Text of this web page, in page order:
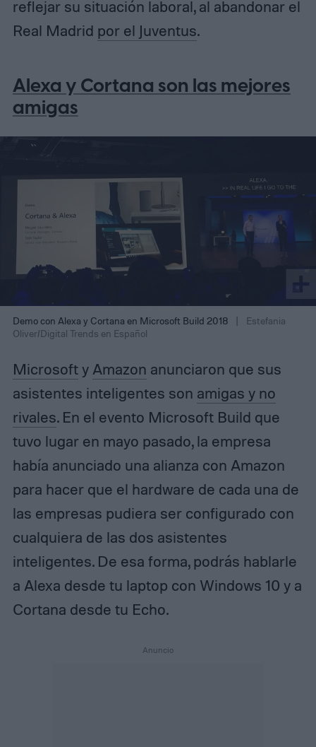
reflejar su situación laboral, al abandonar el
Real Madrid por el Juventus.
Alexa y Cortana son las mejores
amigas
Demo con Alexa y Cortana en Microsoft Build 2018
Estefania
Oliver/Digital Trends en Español
MicrosoftyAmazon anunciaron que sus
asistentes inteligentes son amigas y no
rivales. En el evento Microsoft Build que
tuvo lugar en mayo pasado, la empresa
había anunciado una alianza con Amazon
para hacer que el hardware de cada una de
las empresas pudiera ser configurado con
cualquiera de las dos asistentes
inteligentes. De esa forma, podrás hablarle
a Alexa desde tu laptop con Windows 10 y a
Cortana desde tu Echo.